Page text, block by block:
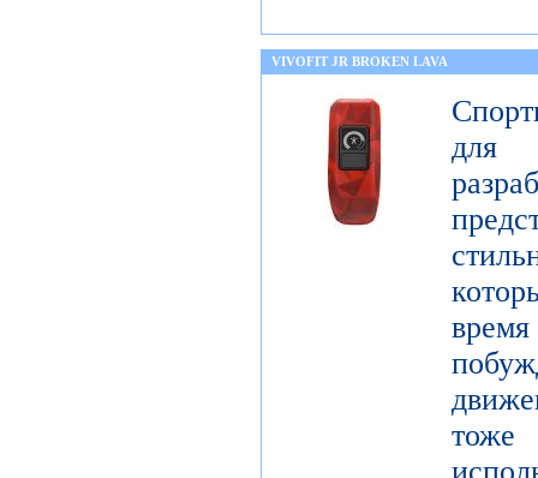
VIVOFIT JR BROKEN LAVA
для
тоже